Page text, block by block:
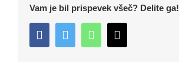
Vam je bil prispevek všeč? Delite ga!
FacebookTwitter WhatsApp